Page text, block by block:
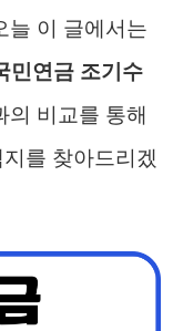
늘 이 글에서는
민연금 조기수
의 비교를 통해
를 찾아드리겠